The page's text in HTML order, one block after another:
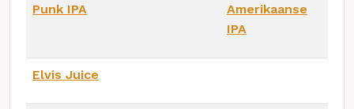
Punk IPA
Amerikaanse
IPA
Elvis Juice